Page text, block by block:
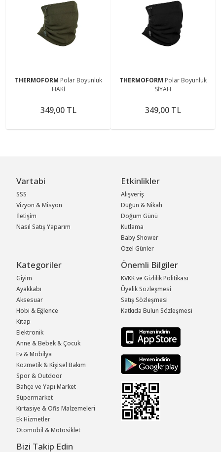
THERMOFORM Polar Boyunluk
HAKİ
349,00 TL
THERMOFORM Polar Boyunluk
SİYAH
349,00 TL
Vartabi
SSS
Vizyon & Misyon
İletişim
Nasıl Satış Yaparım
Etkinlikler
Alışveriş
Düğün & Nikah
Doğum Günü
Kutlama
Baby Shower
Özel Günler
Kategoriler
Giyim
Ayakkabı
Aksesuar
Hobi & Eğlence
Kitap
Elektronik
Anne & Bebek & Çocuk
Ev & Mobilya
Kozmetik & Kişisel Bakım
Spor & Outdoor
Bahçe ve Yapı Market
Süpermarket
Kırtasiye & Ofis Malzemeleri
Ek Hizmetler
Otomobil & Motosiklet
Önemli Bilgiler
KVKK ve Gizlilik Politikası
Üyelik Sözleşmesi
Satış Sözleşmesi
Katkıda Bulun Sözleşmesi
Bizi Takip Edin